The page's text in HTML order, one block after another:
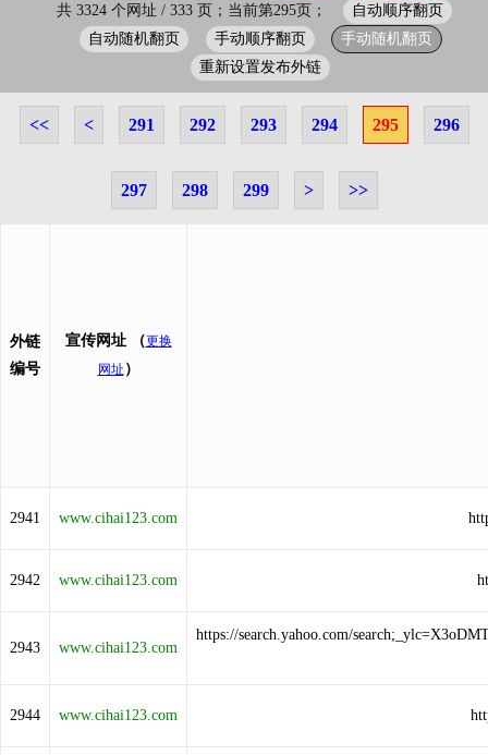
共 3324 个网址 / 333 页；当前第295页；
自动顺序翻页
自动随机翻页
手动顺序翻页
手动随机翻页
重新设置发布外链
<< < 291 292 293 294 295 296
297 298 299 > >>
外链
编号
宣传网址 （更换
网址 ）
2941 www.cihai123.com
2942 www.cihai123.com
2943 www.cihai123.com
https://search.yahoo.com/
2944 www.cihai123.com